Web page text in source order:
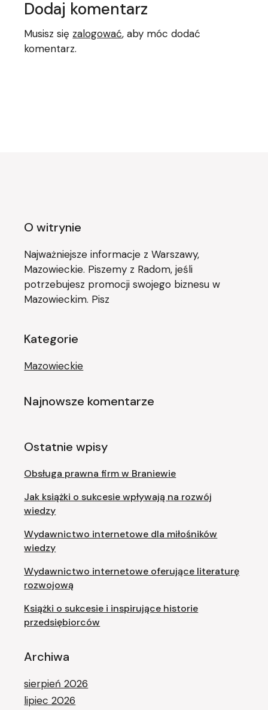
Dodaj komentarz
Musisz się zalogować, aby móc dodać
komentarz.
O witrynie
Najważniejsze informacje z Warszawy,
Mazowieckie. Piszemy z Radom, jeśli
potrzebujesz promocji swojego biznesu w
Mazowieckim. Pisz
Kategorie
Mazowieckie
Najnowsze komentarze
Ostatnie wpisy
Obsługa prawna firm w Braniewie
Jak książki o sukcesie wpływają na rozwój
wiedzy
Wydawnictwo internetowe dla miłośników
wiedzy
Wydawnictwo internetowe oferujące literaturę
rozwojową
Książki o sukcesie i inspirujące historie
przedsiębiorców
Archiwa
sierpień 2026
lipiec 2026